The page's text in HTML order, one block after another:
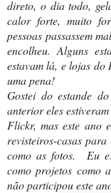
direto, o dia todo,
calor forte, muito
pessoas passassem
encolheu. Alguns
estavam lá, e lojas do
uma pena!
Gostei do estande
anterior eles
Flickr, mas este ano
revisteiros-casas
como as fotos. Eu
como projetos como
não participou este